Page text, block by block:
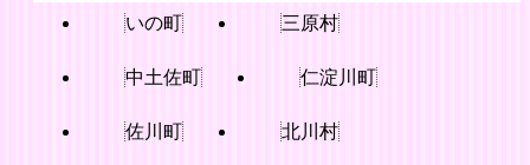
いの町 三原村
中土佐町 仁淀川町
佐川町 北川村